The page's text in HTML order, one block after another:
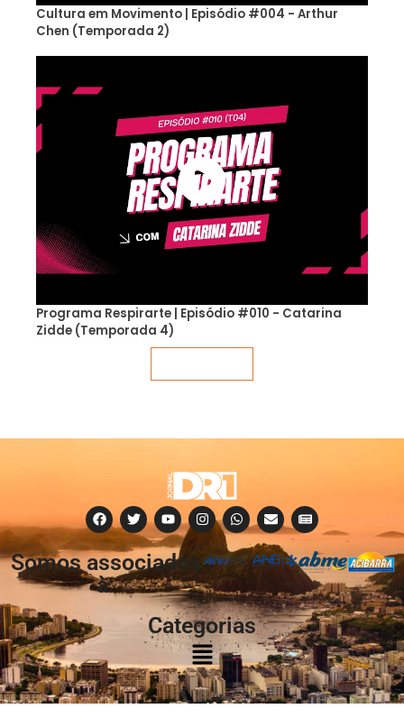
Cultura em Movimento | Episódio #004 - Arthur
Chen (Temporada 2)
Programa Respirarte | Episódio #010 - Catarina
Zidde (Temporada 4)
Somos associados
à:
Categorias